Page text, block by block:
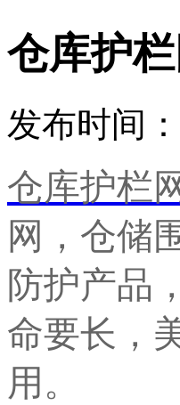
仓库护
发布时间
仓库护栏
网，仓储
防护产品
命要长，
用。